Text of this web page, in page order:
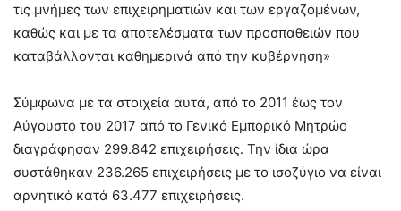
τις μνήμες των επιχειρηματιών και των εργαζομένων,
καθώς και με τα αποτελέσματα των προσπαθειών που
καταβάλλονται καθημερινά από την κυβέρνηση»
Σύμφωνα με τα στοιχεία αυτά, από το 2011 έως τον
Αύγουστο του 2017 από το Γενικό Εμπορικό Μητρώο
διαγράφησαν 299.842 επιχειρήσεις. Την ίδια ώρα
συστάθηκαν 236.265 επιχειρήσεις με το ισοζύγιο να είναι
αρνητικό κατά 63.477 επιχειρήσεις.